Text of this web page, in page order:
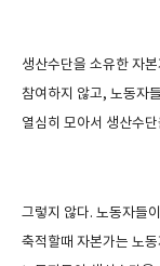
생산수단을 소유한 자
참여하지 않고, 노동자
열심히 모아서 생산수
그렇지 않다. 노동자들이
축적할때 자본가는 노